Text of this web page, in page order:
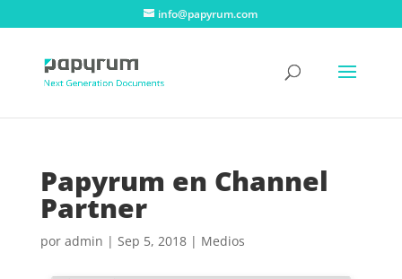
info@papyrum.com
Papyrum en Channel
Partner
por admin | Sep 5, 2018| Medios